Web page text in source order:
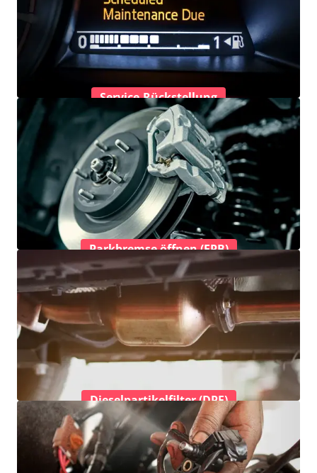
Service-Rückstellung
Parkbremse öffnen (EPB)
Dieselpartikelfilter (DPF)